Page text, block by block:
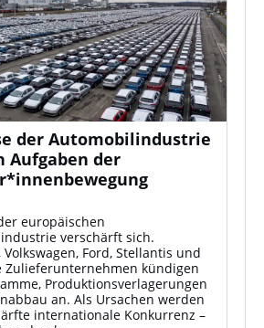
der Automobilindustrie
Aufgaben der
europäischen
verschärft sich.
Volkswagen, Ford, Stellantis und
Zulieferunternehmen kündigen
Produktionsverlagerungen
an. Als Ursachen werden
internationale Konkurrenz –